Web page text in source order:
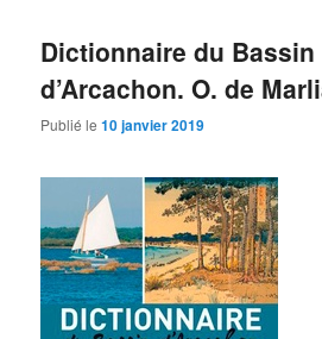
Dictionnaire du Bassin
d’Arcachon. O. de
Publié le10 janvier 2019